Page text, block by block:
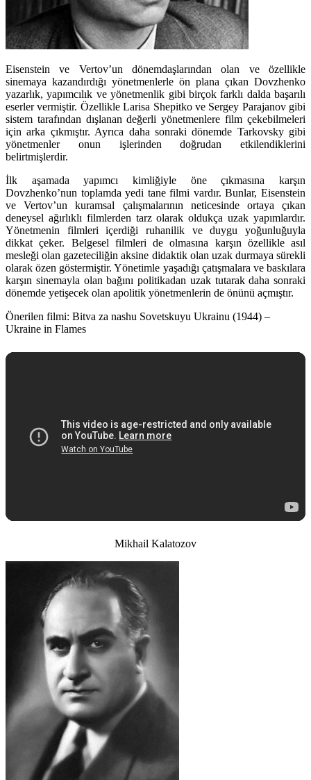
Eisenstein ve Vertov’un dönemdaşlarından olan ve özellikle
sinemaya kazandırdığı yönetmenlerle ön plana çıkan Dovzhenko
yazarlık, yapımcılık ve yönetmenlik gibi birçok farklı dalda başarılı
eserler vermiştir. Özellikle Larisa Shepitko ve Sergey Parajanov gibi
sistem tarafından dışlanan değerli yönetmenlere film çekebilmeleri
için arka çıkmıştır. Ayrıca daha sonraki dönemde Tarkovsky gibi
yönetmenler onun işlerinden doğrudan etkilendiklerini
belirtmişlerdir.
İlk aşamada yapımcı kimliğiyle öne çıkmasına karşın
Dovzhenko’nun toplamda yedi tane filmi vardır. Bunlar, Eisenstein
ve Vertov’un kuramsal çalışmalarının neticesinde ortaya çıkan
deneysel ağırlıklı filmlerden tarz olarak oldukça uzak yapımlardır.
Yönetmenin filmleri içerdiği ruhanilik ve duygu yoğunluğuyla
dikkat çeker. Belgesel filmleri de olmasına karşın özellikle asıl
mesleği olan gazeteciliğin aksine didaktik olan uzak durmaya sürekli
olarak özen göstermiştir. Yönetimle yaşadığı çatışmalara ve baskılara
karşın sinemayla olan bağını politikadan uzak tutarak daha sonraki
dönemde yetişecek olan apolitik yönetmenlerin de önünü açmıştır.
Önerilen filmi: Bitva za nashu Sovetskuyu Ukrainu (1944) –
Ukraine in Flames
Mikhail Kalatozov